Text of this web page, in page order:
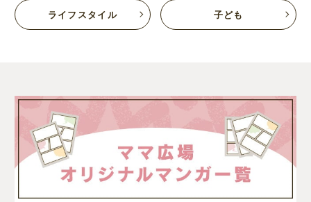
ライフスタイル 子ども